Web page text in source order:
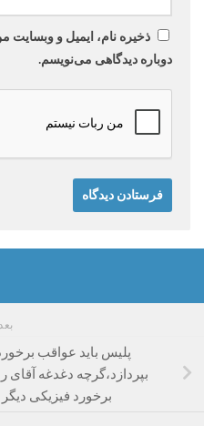
ذخیره نام، ایمیل و وبسایت
دوباره دیدگاهی می‌نویسم.
پلیس باید عواقب
بپردازد،گرچه دغدغه آقای
برخورد فیزیکی